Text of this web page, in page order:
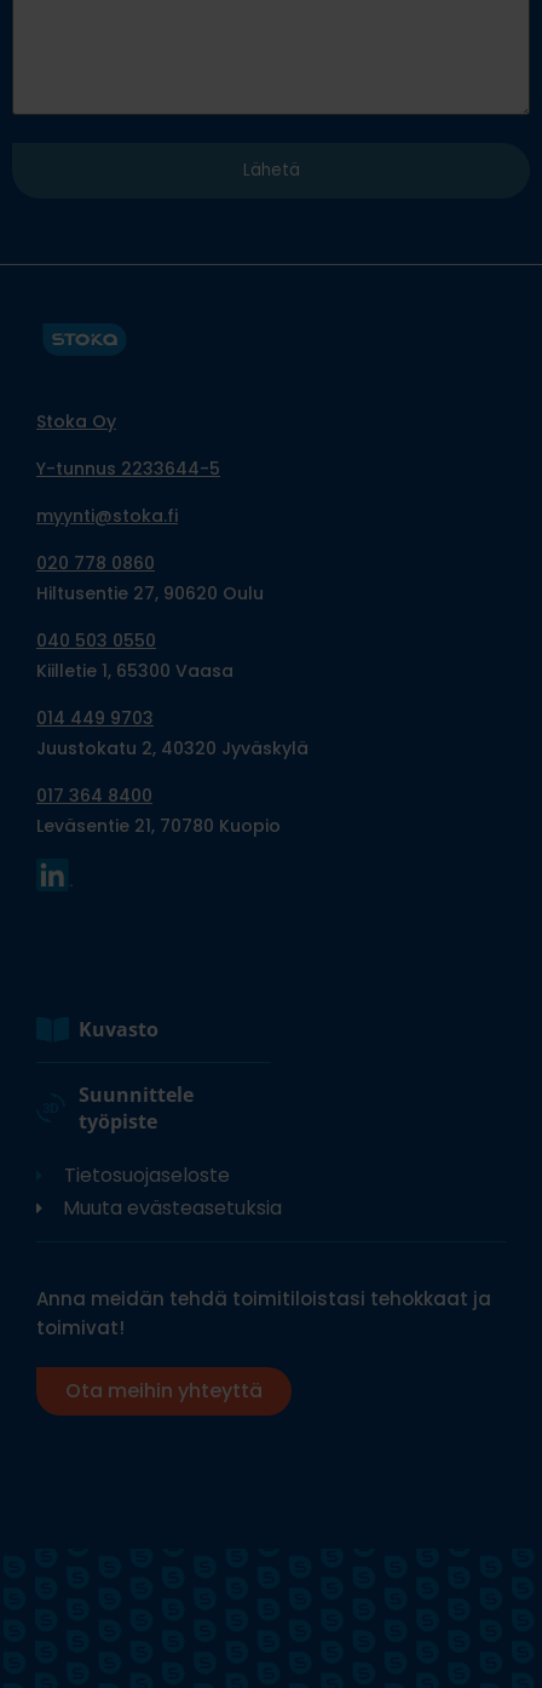
Stoka Oy
Y-tunnus 2233644-5
myynti@stoka.fi
020 778 0860
Hiltusentie 27, 90620 Oulu
040 503 0550
Kiilletie 1, 65300 Vaasa
014 449 9703
Juustokatu 2, 40320 Jyväskylä
017 364 8400
Leväsentie 21, 70780 Kuopio
Kuvasto
Suunnittele
työpiste
Tietosuojaseloste
Muuta evästeasetuksia
Anna meidän tehdä toimitiloistasi tehokkaat ja
toimivat!
Ota meihin yhteyttä